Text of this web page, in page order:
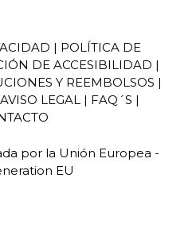
| POLÍTICA DE
DE ACCESIBILIDAD |
Y REEMBOLSOS |
AVISO LEGAL | FAQ´S |
por la Unión Europea -
EU